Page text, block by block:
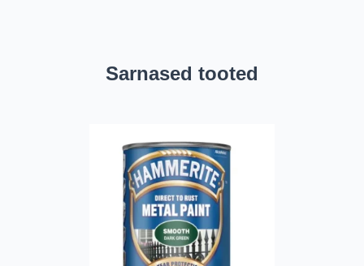
Sarnased tooted